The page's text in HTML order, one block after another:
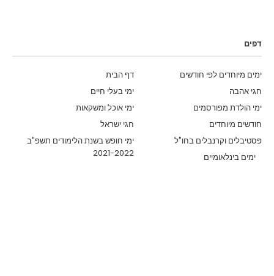
דפים
דף הבית
ימים מיוחדים לפי חודשים
ימי בעלי חיים
חגי אהבה
ימי אוכל ומשקאות
ימי הולדת מפורסמים
חגי ישראל
חודשים מיוחדים
ימי חופש בשנת הלימודים תשפ"ב
2021-2022
פסטיבלים וקרנבלים בחו"ל
ימים בינלאומיים